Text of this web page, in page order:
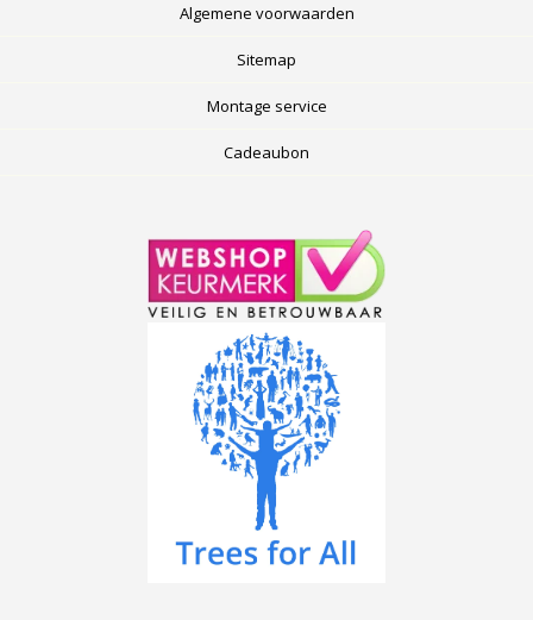
Algemene voorwaarden
Sitemap
Montage service
Cadeaubon